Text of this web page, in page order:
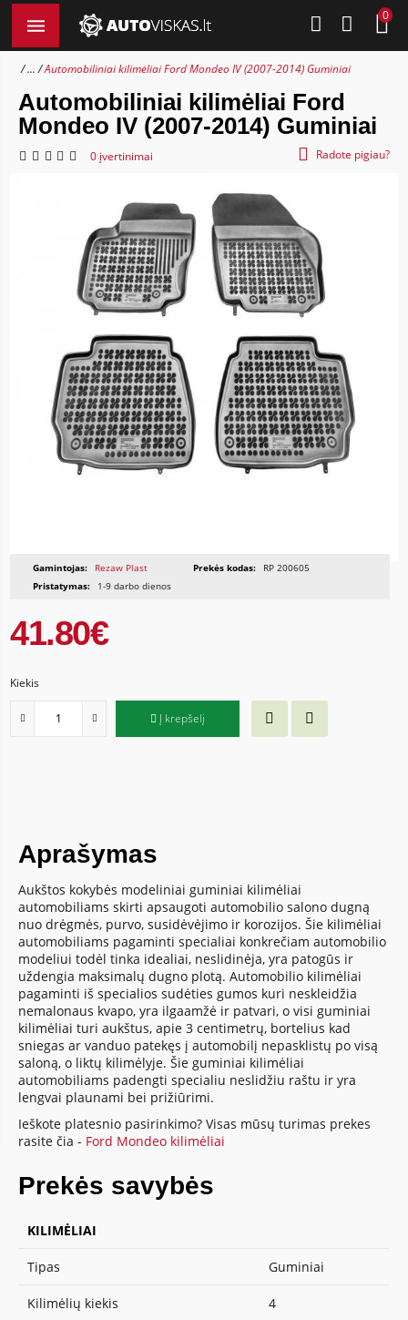
0
... Automobiliniai kilimėliai Ford Mondeo IV (2007-2014) Guminiai
Automobiliniai kilimėliai Ford
Mondeo IV (2007-2014) Guminiai
0 įvertinimai Radote pigiau?
Gamintojas: Rezaw Plast Prekės kodas:
RP 200605
Pristatymas:
1-9 darbo dienos
41.80€
Kiekis
Į krepšelį
Aprašymas
Aukštos kokybės modeliniai guminiai kilimėliai
automobiliams skirti apsaugoti automobilio salono dugną
nuo drėgmės, purvo, susidėvėjimo ir korozijos. Šie kilimėliai
automobiliams pagaminti specialiai konkrečiam automobilio
modeliui todėl tinka idealiai, neslidinėja, yra patogūs ir
uždengia maksimalų dugno plotą. Automobilio kilimėliai
pagaminti iš specialios sudėties gumos kuri neskleidžia
nemalonaus kvapo, yra ilgaamžė ir patvari, o visi guminiai
kilimėliai turi aukštus, apie 3 centimetrų, bortelius kad
sniegas ar vanduo patekęs į automobilį nepasklistų po visą
saloną, o liktų kilimėlyje. Šie guminiai kilimėliai
automobiliams padengti specialiu neslidžiu raštu ir yra
lengvai plaunami bei prižiūrimi.
Ieškote platesnio pasirinkimo? Visas mūsų turimas prekes
rasite čia - Ford Mondeo kilimėliai
Prekės savybės
KILIMĖLIAI
Tipas Guminiai
Kilimėlių kiekis 4